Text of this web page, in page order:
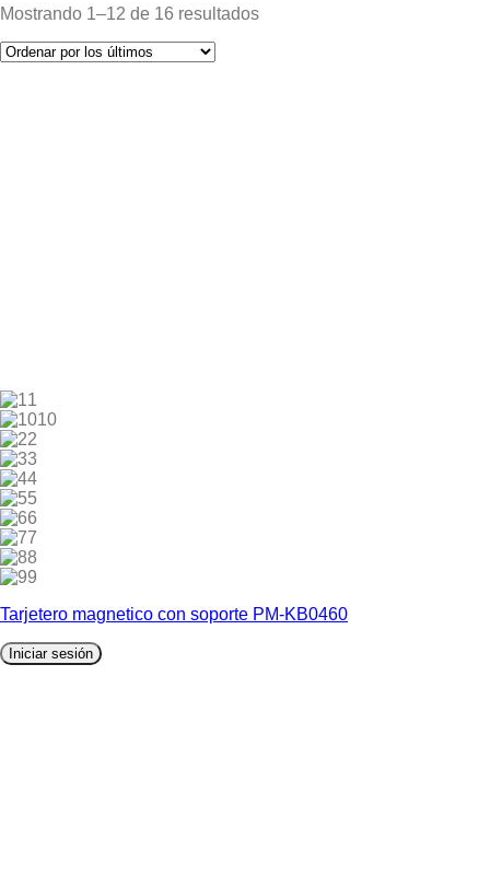
Mostrando 1–12 de 16 resultados
1
10
2
3
4
5
6
7
8
9
Tarjetero magnetico con soporte PM-KB0460
Iniciar sesión